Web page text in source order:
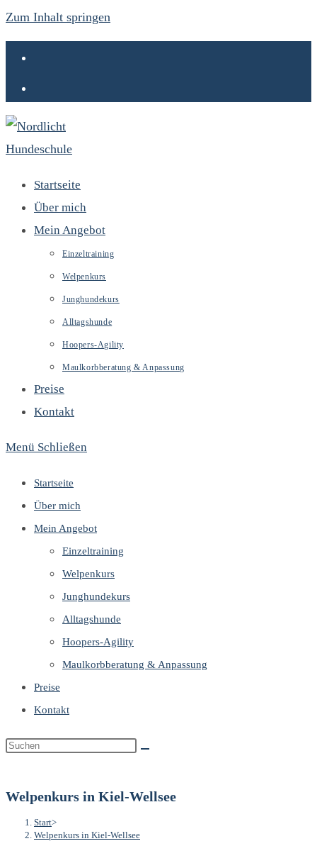
Zum Inhalt springen
Startseite
Über mich
Mein Angebot
Einzeltraining
Welpenkurs
Junghundekurs
Alltagshunde
Hoopers-Agility
Maulkorbberatung & Anpassung
Preise
Kontakt
Menü Schließen
Startseite
Über mich
Mein Angebot
Einzeltraining
Welpenkurs
Junghundekurs
Alltagshunde
Hoopers-Agility
Maulkorbberatung & Anpassung
Preise
Kontakt
Welpenkurs in Kiel-Wellsee
Start>
Welpenkurs in Kiel-Wellsee